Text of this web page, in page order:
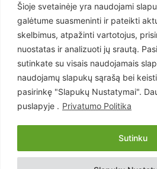
Šioje svetainėje yra naudojami
galėtume suasmeninti ir pateikti
skelbimus, atpažinti vartotojus,
nuostatas ir analizuoti jų srautą.
sutinkate su visais naudojamais
naudojamų slapukų sąrašą bei
pasirinkę "Slapukų Nustatymai".
puslapyje . Privatumo Politika
Sutinku
Teisėsauga
Aktualu
Lietuva
Pasaulis
Статьи на русском
Articles in english
Copyright © 2026 UAB „Goruva“.